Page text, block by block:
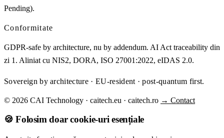
Pending).
Conformitate
GDPR-safe by architecture, nu by addendum. AI Act traceability din
zi 1. Aliniat cu NIS2, DORA, ISO 27001:2022, eIDAS 2.0.
Sovereign by architecture · EU-resident · post-quantum first.
© 2026 CAI Technology · caitech.eu · caitech.ro → Contact
🍪 Folosim doar cookie-uri esențiale